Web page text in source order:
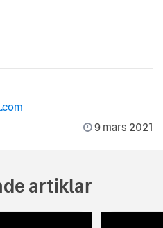
9 mars 2021
artiklar